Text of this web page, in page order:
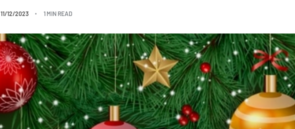
11/12/2023 1 MIN READ